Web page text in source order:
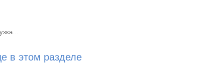
в этом разделе